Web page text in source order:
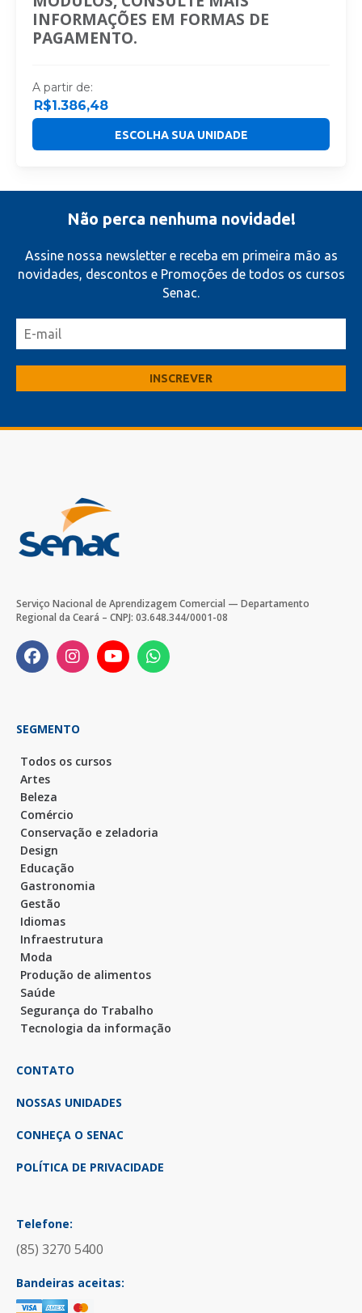
INFORMAÇÕES EM FORMAS DE
PAGAMENTO.
A partir de:
R$1.386,48
ESCOLHA SUA UNIDADE
Não perca nenhuma novidade!
Assine nossa newsletter e receba em primeira mão as
novidades, descontos e Promoções de todos os cursos
Senac.
Serviço Nacional de Aprendizagem Comercial — Departamento
Regional da Ceará – CNPJ: 03.648.344/0001-08
SEGMENTO
Todos os cursos
Artes
Beleza
Comércio
Conservação e zeladoria
Design
Educação
Gastronomia
Gestão
Idiomas
Infraestrutura
Moda
Produção de alimentos
Saúde
Segurança do Trabalho
Tecnologia da informação
CONTATO
NOSSAS UNIDADES
CONHEÇA O SENAC
POLÍTICA DE PRIVACIDADE
Telefone:
(85) 3270 5400
Bandeiras aceitas: